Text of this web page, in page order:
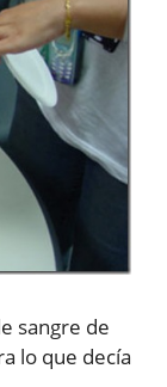
sangre de
lo que decía